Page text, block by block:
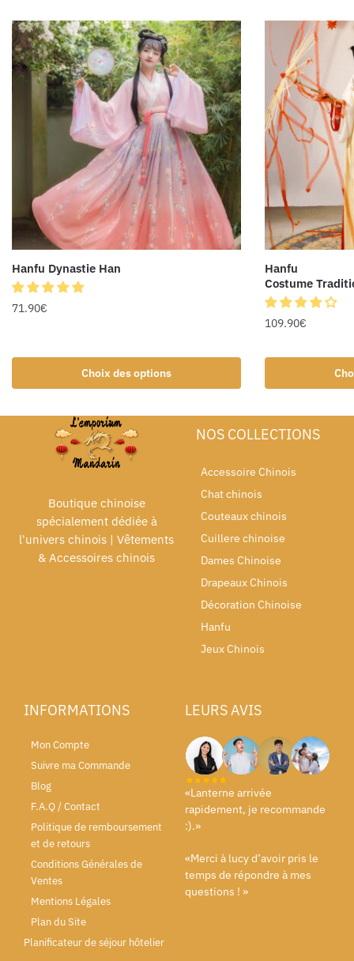
Hanfu Dynastie Han
71.90€
Choix des options
Hanfu
Costume
109.90€
Boutique chinoise
spécialement dédiée à
l'univers chinois | Vêtements
& Accessoires chinois
NOS COLLECTIONS
Accessoire Chinois
Chat chinois
Couteaux chinois
Cuillere chinoise
Dames Chinoise
Drapeaux Chinois
Décoration Chinoise
Hanfu
Jeux Chinois
INFORMATIONS
Mon Compte
Suivre ma Commande
Blog
F.A.Q / Contact
Politique de remboursement
et de retours
Conditions Générales de
Ventes
Mentions Légales
Plan du Site
Planificateur de séjour hôtelier
LEURS AVIS
«Lanterne arrivée
rapidement, je recommande
:).»
«Merci à lucy d’avoir pris le
temps de répondre à mes
questions ! »